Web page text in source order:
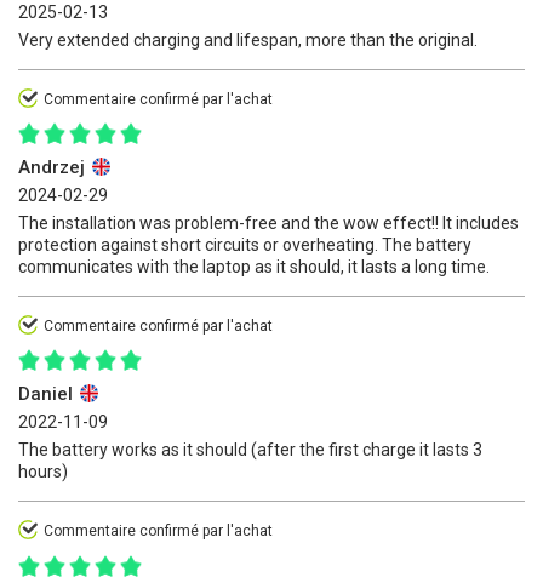
2025-02-13
Very extended charging and lifespan, more than the original.
Commentaire confirmé par l'achat
Andrzej
2024-02-29
The installation was problem-free and the wow effect!! It includes
protection against short circuits or overheating. The battery
communicates with the laptop as it should, it lasts a long time.
Commentaire confirmé par l'achat
Daniel
2022-11-09
The battery works as it should (after the first charge it lasts 3
hours)
Commentaire confirmé par l'achat